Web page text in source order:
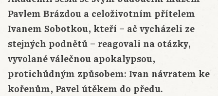
Pavlem Brázdou a celoživotním přítelem
Ivanem Sobotkou, kteří – ač vycházeli ze
stejných podnětů – reagovali na otázky,
vyvolané válečnou apokalypsou,
protichůdným způsobem: Ivan návratem ke
kořenům, Pavel útěkem do předu.